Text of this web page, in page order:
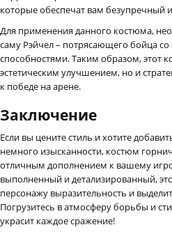
которые обеспечат вам безупречный
Для применения данного костюма,
саму Рэйчел – потрясающего бойца
способностями. Таким образом, этот
эстетическим улучшением, но и
к победе на арене.
Заключение
Если вы цените стиль и хотите
немного изысканности, костюм
отличным дополнением к вашему
выполненный и детализированный,
персонажу выразительность и
Погрузитесь в атмосферу борьбы и
украсит каждое сражение!